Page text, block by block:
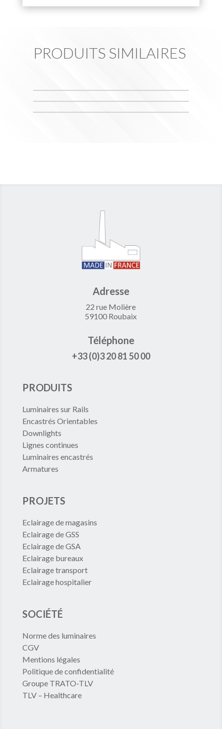
PRODUITS SIMILAIRES
Adresse
22 rue Molière
59100 Roubaix
Téléphone
+33 (0)3 20 81 50 00
PRODUITS
Luminaires sur Rails
Encastrés Orientables
Downlights
Lignes continues
Luminaires encastrés
Armatures
PROJETS
Eclairage de magasins
Eclairage de GSS
Eclairage de GSA
Eclairage bureaux
Eclairage transport
Eclairage hospitalier
SOCIÉTÉ
Norme des luminaires
CGV
Mentions légales
Politique de confidentialité
Groupe TRATO-TLV
TLV – Healthcare